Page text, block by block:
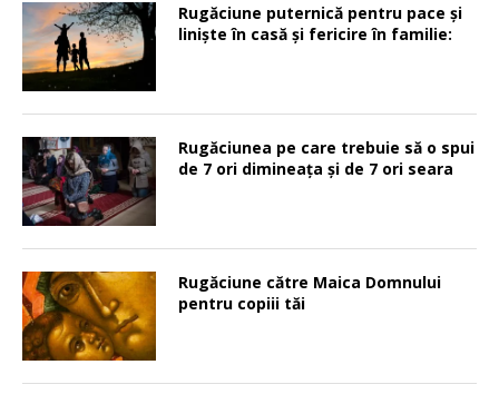
Rugăciune puternică pentru pace şi
linişte în casă şi fericire în familie:
Rugăciunea pe care trebuie să o spui
de 7 ori dimineața și de 7 ori seara
Rugăciune către Maica Domnului
pentru copiii tăi